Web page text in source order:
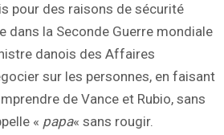
pour des raisons de sécurité
dans la Seconde Guerre mondiale
danois des Affaires
sur les personnes, en faisant
de Vance et Rubio, sans
« papa« sans rougir.